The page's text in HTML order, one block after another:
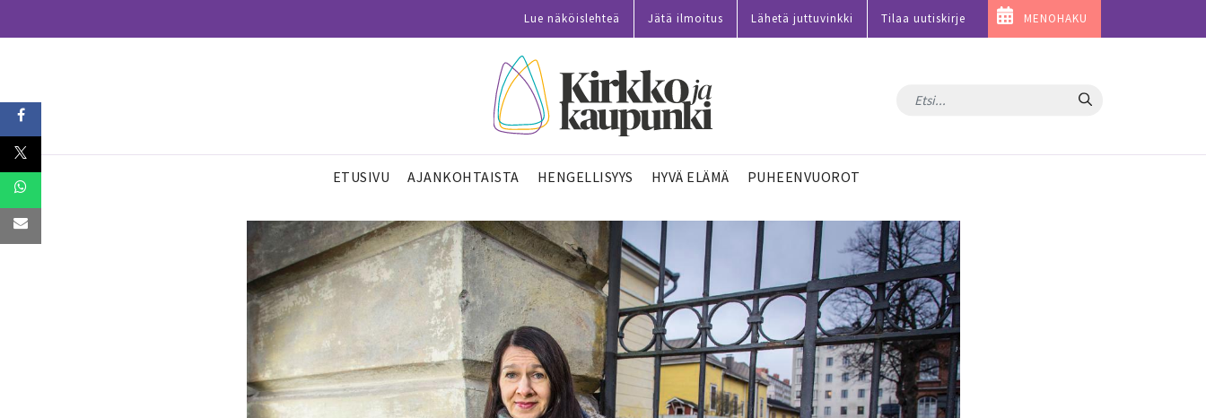
Lue näköislehteä Jätä ilmoitus Lähetä juttuvinkki Tilaa uutiskirje MENOHAKU
Hae
ETUSIVU AJANKOHTAISTA HENGELLISYYS HYVÄ ELÄMÄ PUHEENVUOROT